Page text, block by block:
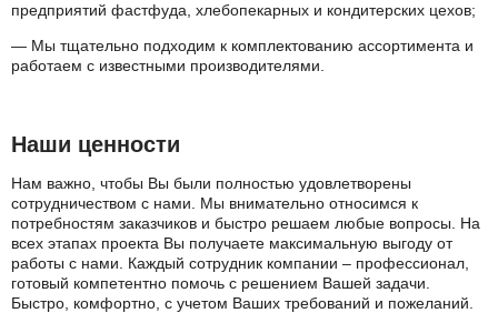
предприятий фастфуда, хлебопекарных и кондитерских цехов;
— Мы тщательно подходим к комплектованию ассортимента и
работаем с известными производителями.
Наши ценности
Нам важно, чтобы Вы были полностью удовлетворены
сотрудничеством с нами. Мы внимательно относимся к
потребностям заказчиков и быстро решаем любые вопросы. На
всех этапах проекта Вы получаете максимальную выгоду от
работы с нами. Каждый сотрудник компании – профессионал,
готовый компетентно помочь с решением Вашей задачи.
Быстро, комфортно, с учетом Ваших требований и пожеланий.